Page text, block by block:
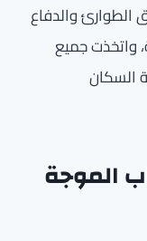
والدفاع
واتخذت جميع
السكان
الموجة